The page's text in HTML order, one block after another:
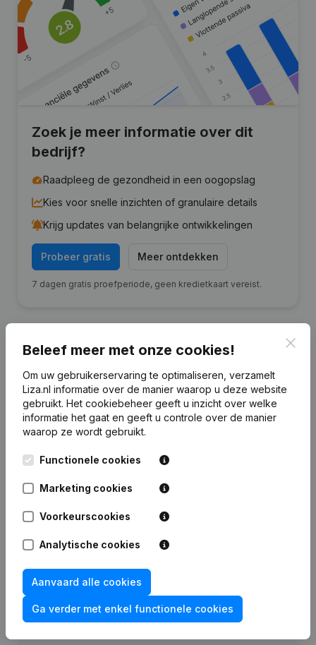
Zoek je meer informatie over dit
bedrijf?
Raadpleeg de gezondheid in een oogopslag
Kies voor snelle inzichten of granulaire details
Krijg updates van belangrijke ontwikkelingen
Probeer gratis Meer ontdekken
7 dagen gratis proefperiode, geen kredietkaart vereist.
Financiële gegevensvan Spartacus
2024 2023 2022 2021
Eigen vermogen €2.212 €2.936
Personeel
Veelgestelde vragen
Wat is het KVK-nummer van Spartacus?
Beleef meer met onze cookies!
Om uw gebruikerservaring te optimaliseren, verzamelt
Liza.nl informatie over de manier waarop u deze website
gebruikt. Het cookiebeheer geeft u inzicht over welke
informatie het gaat en geeft u controle over de manier
waarop ze wordt gebruikt.
Functionele cookies
Marketing cookies
Voorkeurscookies
Analytische cookies
Aanvaard alle cookies
Ga verder met enkel functionele cookies